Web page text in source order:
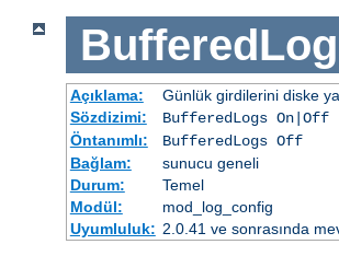
Açıklama:
Günlük girdilerini diske
Sözdizimi:
BufferedLogs On|Off
Öntanımlı:
BufferedLogs Off
Bağlam:
sunucu geneli
Durum:
Temel
Modül:
mod_log_config
Uyumluluk: 2.0.41 ve sonrasında